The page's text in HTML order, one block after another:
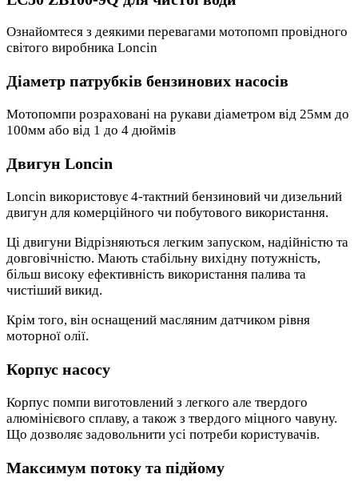
Ознайомтеся з деякими перевагами мотопомп провідного
світого виробника Loncin
Діаметр патрубків бензинових насосів
Мотопомпи розраховані на рукави діаметром від 25мм до
100мм або від 1 до 4 дюймів
Двигун Loncin
Loncin використовує 4-тактний бензиновий чи дизельний
двигун для комерційного чи побутового використання.
Ці двигуни Відрізняються легким запуском, надійністю та
довговічністю. Мають стабільну вихідну потужність,
більш високу ефективність використання палива та
чистіший викид.
Крім того, він оснащений масляним датчиком рівня
моторної олії.
Корпус насосу
Корпус помпи виготовлений з легкого але твердого
алюмінієвого сплаву, а також з твердого міцного чавуну.
Що дозволяє задовольнити усі потреби користувачів.
Максимум потоку та підйому